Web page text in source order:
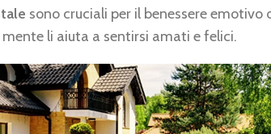
sono cruciali per il benessere emotivo
li aiuta a sentirsi amati e felici.